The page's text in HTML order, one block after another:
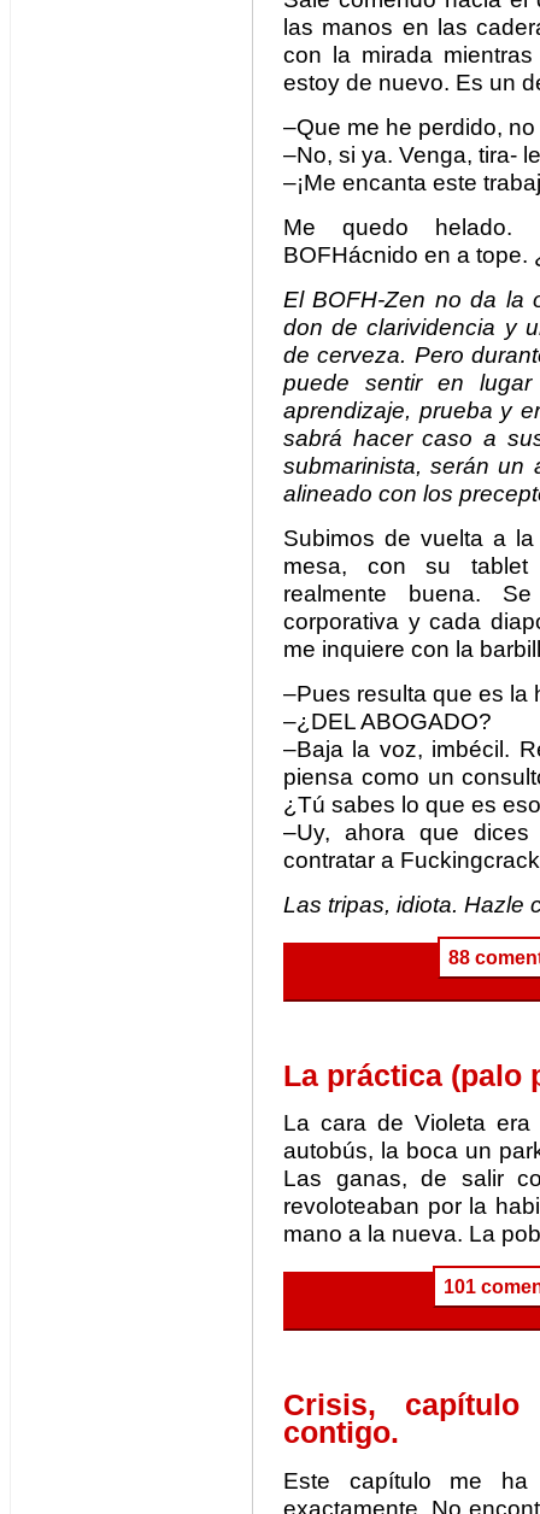
las manos en las
con la mirada
estoy de nuevo. Es un
–Que me he perdido,
–No, si ya. Venga, tira-
–¡Me encanta este
Me quedo helado.
BOFHácnido en a
El BOFH-Zen no da la
don de clarividencia y
de cerveza. Pero
puede sentir en
aprendizaje, prueba y
sabrá hacer caso a
submarinista, serán un
alineado con los
Subimos de vuelta a
mesa, con su tablet
realmente buena.
corporativa y cada
me inquiere con la
–Pues resulta que es la
–¿DEL ABOGADO?
–Baja la voz, imbécil.
piensa como un
¿Tú sabes lo que es
–Uy, ahora que dices
contratar a
Las tripas, idiota. Hazle
88
La práctica (palo
La cara de Violeta
autobús, la boca un
Las ganas, de salir
revoloteaban por la
mano a la nueva. La
101
Crisis,
contigo.
Este capítulo me
exactamente. No